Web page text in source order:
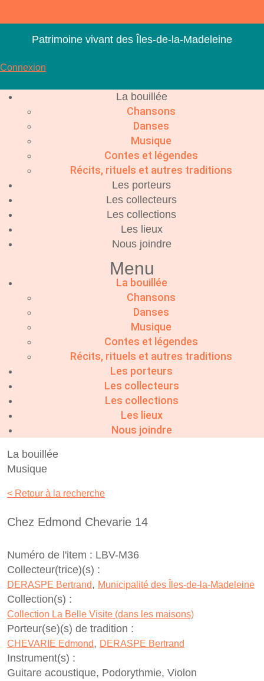
contenu
Patrimoine vivant des Îles-de-la-Madeleine
Connexion
La bouillée
Chansons
Danses
Musique
Contes et légendes
Récits, rituels et autres traditions
Les porteurs
Les collecteurs
Les collections
Les lieux
Nous joindre
Menu
La bouillée
Chansons
Danses
Musique
Contes et légendes
Récits, rituels et autres traditions
Les porteurs
Les collecteurs
Les collections
Les lieux
Nous joindre
La bouillée
Musique
< Retour à la recherche
Chez Edmond Chevarie 14
Numéro de l'item : LBV-M36
Collecteur(trice)(s) :
DERASPE Bertrand, Municipalité des Îles-de-la-Madeleine
Collection(s) :
Collection La Belle Visite (dans les maisons)
Porteur(se)(s) de tradition :
CHEVARIE Edmond, DERASPE Bertrand
Instrument(s) :
Guitare acoustique, Podorythmie, Violon